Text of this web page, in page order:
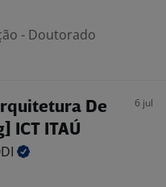
- Doutorado
De
ICT ITAÚ
6 jul